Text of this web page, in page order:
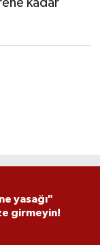
kadar
yasağı"
girmeyin!